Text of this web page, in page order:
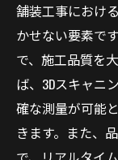
舗装工事におけ
かせない要素で
で、施工品質を
ば、3Dスキャニ
確な測量が可能
きます。また、